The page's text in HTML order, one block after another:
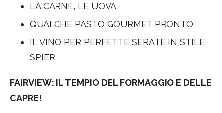
LA CARNE, LE UOVA
QUALCHE PASTO GOURMET PRONTO
IL VINO PER PERFETTE SERATE IN STILE
SPIER
FAIRVIEW: IL TEMPIO DEL FORMAGGIO E DELLE
CAPRE!